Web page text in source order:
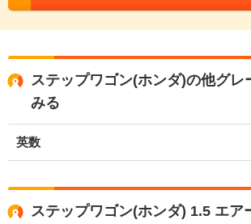
ステップワゴン(ホンダ)の他グレ
みる
英数
ステップワゴン(ホンダ) 1.5 エア